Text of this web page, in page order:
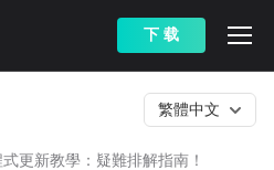
下 载
更新教學：疑難排解指南！
繁體中文